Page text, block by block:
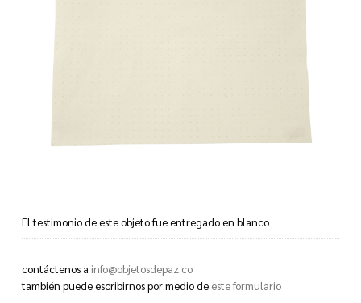
El testimonio de este objeto fue entregado en blanco
This object’s testimony was given to us blank
contáctenos a info@objetosdepaz.co
también puede escribirnos por medio de este formulario